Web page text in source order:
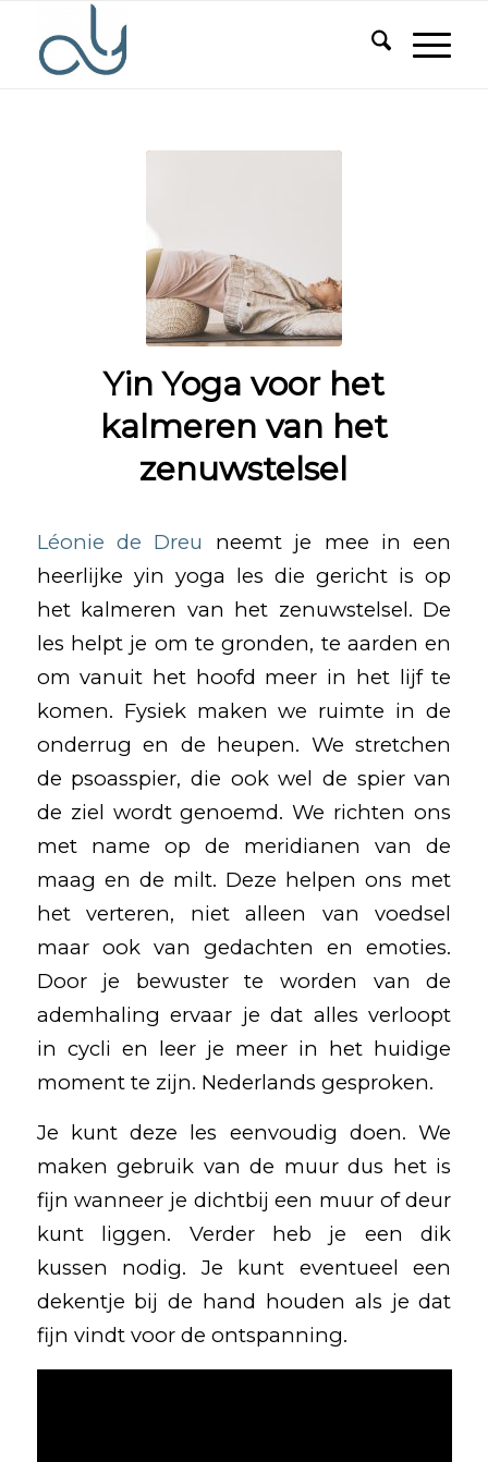
Yin Yoga voor het
kalmeren van het
zenuwstelsel
Léonie de Dreu
neemt je mee in een
heerlijke yin yoga les die gericht is op
het kalmeren van het zenuwstelsel. De
les helpt je om te gronden, te aarden en
om vanuit het hoofd meer in het lijf te
komen. Fysiek maken we ruimte in de
onderrug en de heupen. We stretchen
de psoasspier, die ook wel de spier van
de ziel wordt genoemd. We richten ons
met name op de meridianen van de
maag en de milt. Deze helpen ons met
het verteren, niet alleen van voedsel
maar ook van gedachten en emoties.
Door je bewuster te worden van de
ademhaling ervaar je dat alles verloopt
in cycli en leer je meer in het huidige
moment te zijn. Nederlands gesproken.
Je kunt deze les eenvoudig doen. We
maken gebruik van de muur dus het is
fijn wanneer je dichtbij een muur of deur
kunt liggen. Verder heb je een dik
kussen nodig. Je kunt eventueel een
dekentje bij de hand houden als je dat
fijn vindt voor de ontspanning.